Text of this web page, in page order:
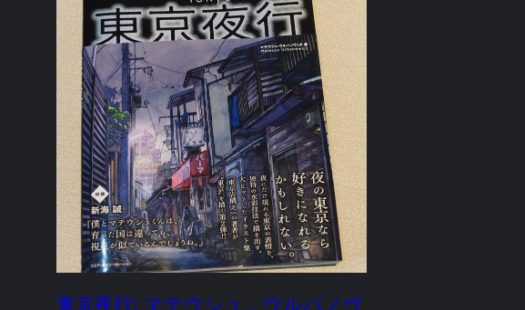
東京夜行: マテウシュ．ウルバノヴ